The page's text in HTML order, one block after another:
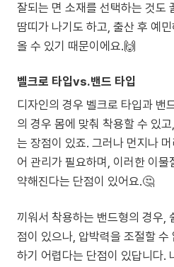
잘되는 면 소재를 선택하는 것도
땀띠가 나기도 하고, 출산 후 예
올 수 있기 때문이에요.🙌
벨크로 타입vs.밴드 타입
디자인의 경우 벨크로 타입과 밴
의 경우 몸에 맞춰 착용할 수 있
는 장점이 있죠. 그러나 먼지나
어 관리가 필요하며, 이러한 이물
약해진다는 단점이 있어요.🤔
끼워서 착용하는 밴드형의 경우,
점이 있으나, 압박력을 조절할 수
하기 어렵다는 단점이 있답니다.